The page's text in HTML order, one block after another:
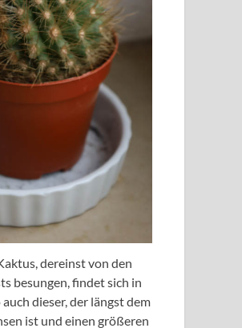
dereinst von den
besungen, findet sich in
dieser, der längst dem
ist und einen größeren